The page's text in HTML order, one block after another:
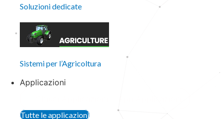
Soluzioni dedicate
Sistemi per l’Agricoltura
Applicazioni
Tutte le applicazioni